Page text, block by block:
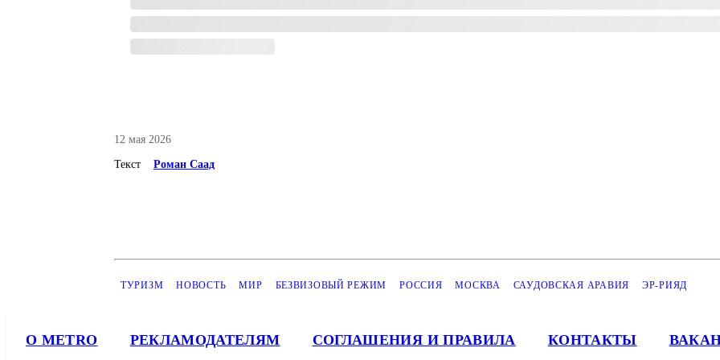
12 мая 2026
Текст Роман Саад
ТУРИЗМ НОВОСТЬ МИР БЕЗВИЗОВЫЙ РЕЖИМ РОССИЯ МОСКВА САУДОВСКАЯ АРАВИЯ ЭР-РИЯД
О METRO РЕКЛАМОДАТЕЛЯМ СОГЛАШЕНИЯ И ПРАВИЛА КОНТАКТЫ